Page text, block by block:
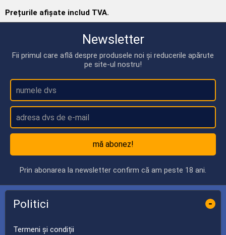
Prețurile afișate includ TVA.
Newsletter
Fii primul care află despre produsele noi și reducerile apărute
pe site-ul nostru!
mă abonez!
Prin abonarea la newsletter confirm că am peste 18 ani.
Politici -
Termeni și condiții